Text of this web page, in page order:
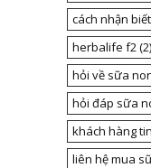
cách nhận
herbalife f2(2)
hỏi về sữa
hỏi đáp sữa
khách hàng
liên hệ mua